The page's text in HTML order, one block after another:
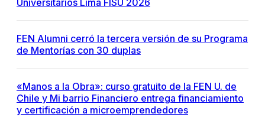
Universitarios Lima FISU 2026
FEN Alumni cerró la tercera versión de su Programa
de Mentorías con 30 duplas
«Manos a la Obra»: curso gratuito de la FEN U. de
Chile y Mi barrio Financiero entrega financiamiento
y certificación a microemprendedores